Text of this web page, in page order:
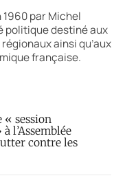
par Michel
politique destiné aux
ainsi qu’aux
française.
« session
l’Assemblée
contre les